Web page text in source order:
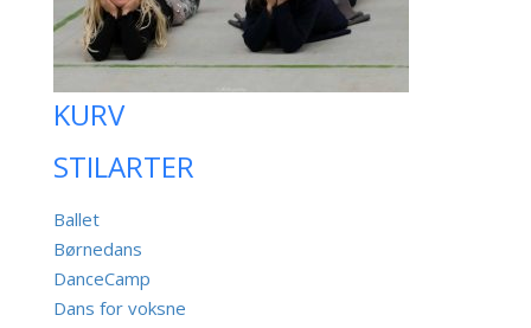
KURV
STILARTER
Ballet
Børnedans
DanceCamp
Dans for voksne